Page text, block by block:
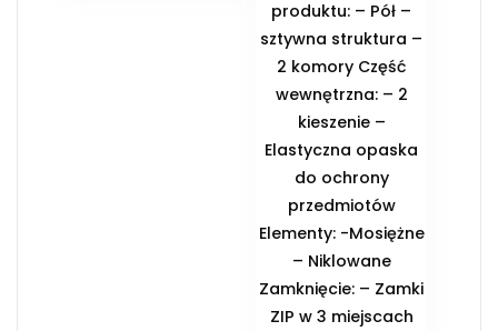
produktu: – Pół –
sztywna struktura –
2 komory Część
wewnętrzna: – 2
kieszenie –
Elastyczna opaska
do ochrony
przedmiotów
Elementy: -Mosiężne
– Niklowane
Zamknięcie: – Zamki
ZIP w 3 miejscach